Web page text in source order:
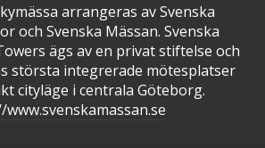
arrangeras av Svenska
och Svenska Mässan. Svenska
ägs av en privat stiftelse och
största integrerade mötesplatser
cityläge i centrala Göteborg.